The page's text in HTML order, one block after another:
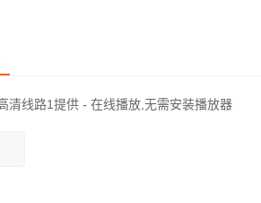
情类电影的观众观看。
清线路1提供 - 在线播放,无需安装播放器